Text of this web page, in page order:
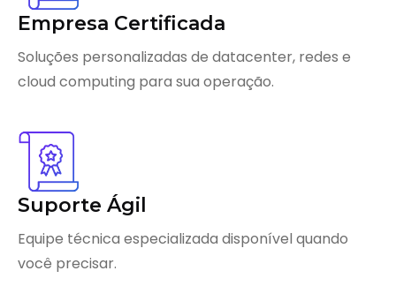
Empresa Certificada
Soluções personalizadas de datacenter, redes e
cloud computing para sua operação.
Suporte Ágil
Equipe técnica especializada disponível quando
você precisar.